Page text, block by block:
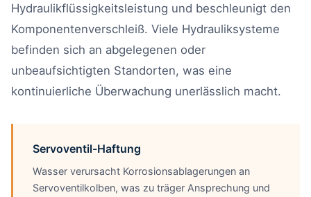
Hydraulikflüssigkeitsleistung und beschleunigt den
Komponentenverschleiß. Viele Hydrauliksysteme
befinden sich an abgelegenen oder
unbeaufsichtigten Standorten, was eine
kontinuierliche Überwachung unerlässlich macht.
Servoventil-Haftung
Wasser verursacht Korrosionsablagerungen an
Servoventilkolben, was zu träger Ansprechung und